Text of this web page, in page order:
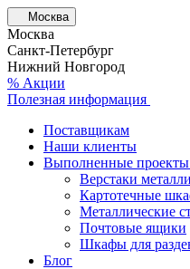
Москва
Москва
Санкт-Петербург
Нижний Новгород
% Акции
Полезная информация
Поставщикам
Наши клиенты
Выполненные проекты
Верстаки
Картотечные
Металлические
Почтовые ящики
Шкафы для
Блог